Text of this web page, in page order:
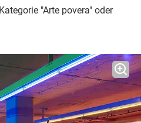
"Arte povera" oder